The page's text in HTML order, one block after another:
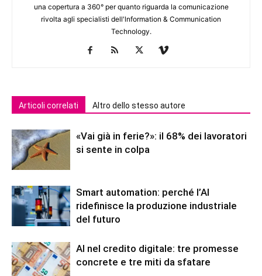
una copertura a 360° per quanto riguarda la comunicazione
rivolta agli specialisti dell'lnformation & Communication
Technology.
Articoli correlati Altro dello stesso autore
«Vai già in ferie?»: il 68% dei lavoratori
si sente in colpa
Smart automation: perché l’AI
ridefinisce la produzione industriale
del futuro
AI nel credito digitale: tre promesse
concrete e tre miti da sfatare